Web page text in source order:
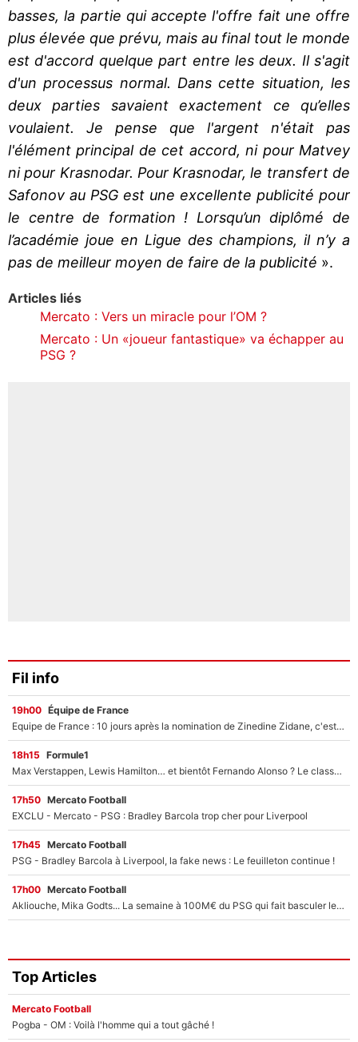
basses, la partie qui accepte l'offre fait une offre
plus élevée que prévu, mais au final tout le monde
est d'accord quelque part entre les deux. Il s'agit
d'un processus normal. Dans cette situation, les
deux parties savaient exactement ce qu’elles
voulaient. Je pense que l'argent n'était pas
l'élément principal de cet accord, ni pour Matvey
ni pour Krasnodar. Pour Krasnodar, le transfert de
Safonov au PSG est une excellente publicité pour
le centre de formation ! Lorsqu’un diplômé de
l’académie joue en Ligue des champions, il n’y a
pas de meilleur moyen de faire de la publicité ».
Articles liés
Mercato : Vers un miracle pour l’OM ?
Mercato : Un «joueur fantastique» va échapper au
PSG ?
Fil info
19h00 Équipe de France
Equipe de France : 10 jours après la nomination de Zinedine Zidane, c'est au tour de son fils de prendre un nouveau départ !
18h15 Formule1
Max Verstappen, Lewis Hamilton… et bientôt Fernando Alonso ? Le classement des pilotes les mieux payés en Formule 1 risque de changer !
17h50 Mercato Football
EXCLU - Mercato - PSG : Bradley Barcola trop cher pour Liverpool
17h45 Mercato Football
PSG - Bradley Barcola à Liverpool, la fake news : Le feuilleton continue !
17h00 Mercato Football
Akliouche, Mika Godts... La semaine à 100M€ du PSG qui fait basculer le mercato du PSG !
Top Articles
Mercato Football
Pogba - OM : Voilà l'homme qui a tout gâché !